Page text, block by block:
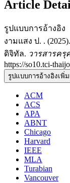
Article
รูปแบบการอ้างอิง
งามแสง ป. .
ดิจิทัล. วารสารค
https://so10.tci-
รูปแบบการอ้างอิงเพิ่
ACM
ACS
APA
ABNT
Chicago
Harvard
IEEE
MLA
Turabian
Vancouver